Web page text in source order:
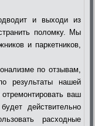
и выходи из
поломку. Мы
и паркетников,
по отзывам,
результаты нашей
ваш
действительно
расходные